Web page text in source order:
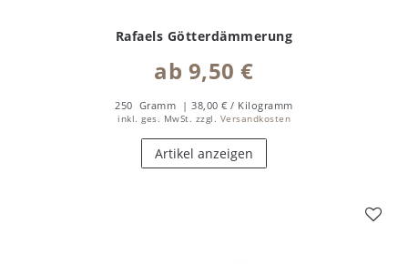
Rafaels Götterdämmerung
ab 9,50 €
250 Gramm | 38,00 € / Kilogramm
inkl. ges. MwSt. zzgl. Versandkosten
Artikel anzeigen